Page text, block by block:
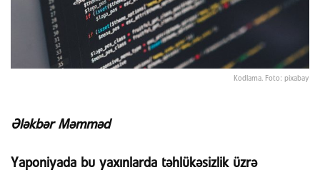
Kodlama. Foto: pixabay
Ələkbər Məmməd
Yaponiyada bu yaxınlarda təhlükəsizlik üzrə